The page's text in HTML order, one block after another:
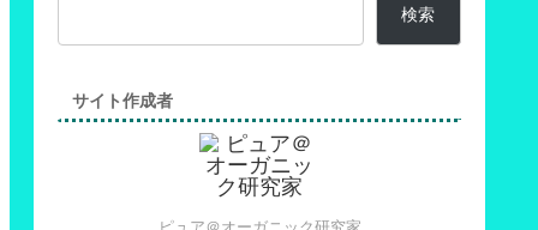
検索
サイト作成者